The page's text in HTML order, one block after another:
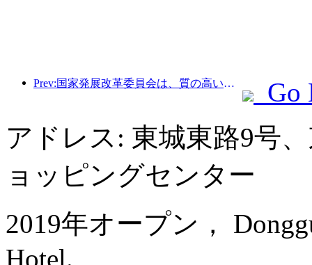
Prev:国家発展改革委員会は、質の高いアウトドアスポーツの目的地49か所の最初のバッチを発表しました。
Go
アドレス: 東城東路9号
ョッピングセンター
2019年オープン，
Hotel.